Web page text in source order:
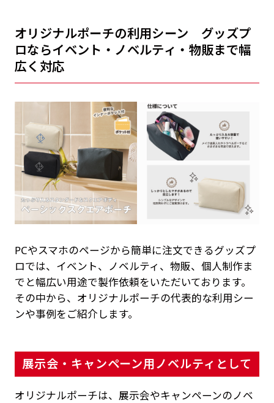
オリジナルポーチの利用シーン グッズプ
ロならイベント・ノベルティ・物販まで幅
広く対応
PCやスマホのページから簡単に注文できるグッズプ
ロでは、イベント、ノベルティ、物販、個人制作ま
でと幅広い用途で製作依頼をいただいております。
その中から、オリジナルポーチの代表的な利用シー
ンや事例をご紹介します。
展示会・キャンペーン用ノベルティとして
オリジナルポーチは、展示会やキャンペーンのノベ